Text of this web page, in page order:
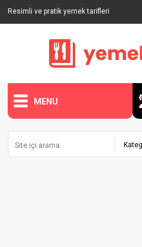
Resimli ve pratik yemek tarifleri
MENU